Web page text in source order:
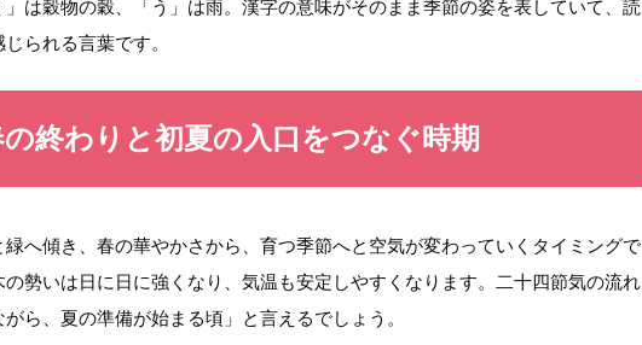
」は穀物の穀、「う」は雨。漢字の意味がそのまま季節の姿を表していて、読
られる言葉です。
終わりと初夏の入口をつなぐ時期
へ傾き、春の華やかさから、育つ季節へと空気が変わっていくタイミングで
勢いは日に日に強くなり、気温も安定しやすくなります。二十四節気の流れ
ら、夏の準備が始まる頃」と言えるでしょう。